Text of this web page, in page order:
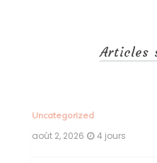
Articles
Uncategorized
août 2, 2026 4 jours